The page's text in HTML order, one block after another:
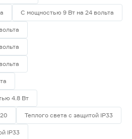
С мощностью 9 Вт на 24 вольта
4.8 Вт
Теплого света с защитой IP33
IP33